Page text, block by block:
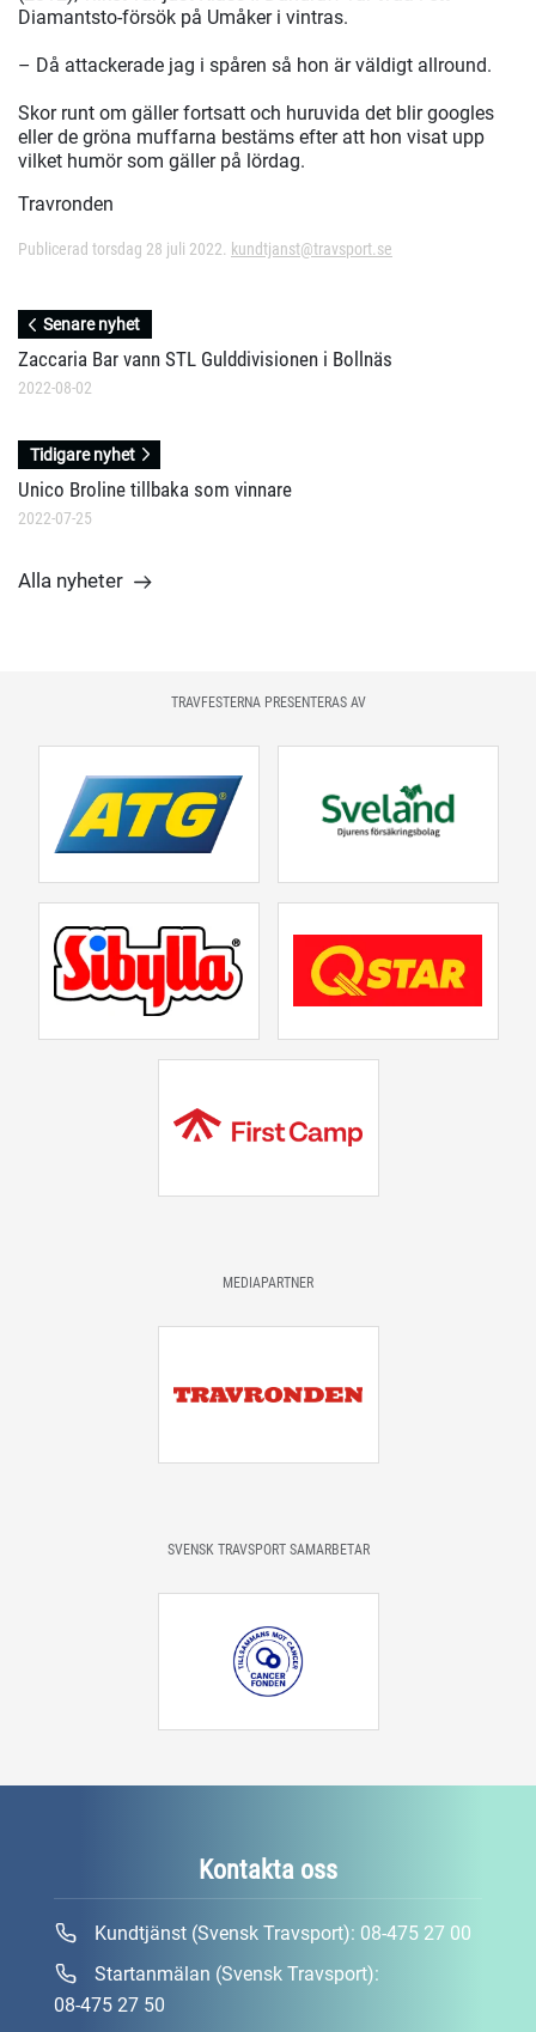
Diamantsto-försök på Umåker i vintras.
– Då attackerade jag i spåren så hon är väldigt allround.
Skor runt om gäller fortsatt och huruvida det blir googles
eller de gröna muffarna bestäms efter att hon visat upp
vilket humör som gäller på lördag.
Travronden
Publicerad torsdag 28 juli 2022. kundtjanst@travsport.se
Senare nyhet
Zaccaria Bar vann STL Gulddivisionen i Bollnäs
2022-08-02
Tidigare nyhet
Unico Broline tillbaka som vinnare
2022-07-25
Alla nyheter
TRAVFESTERNA PRESENTERAS AV
MEDIAPARTNER
SVENSK TRAVSPORT SAMARBETAR
Kontakta oss
Kundtjänst (Svensk Travsport): 08-475 27 00
Startanmälan (Svensk Travsport):
08-475 27 50